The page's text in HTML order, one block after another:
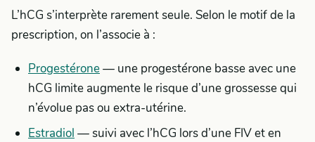
L’hCG s’interprète rarement seule. Selon le motif de la
prescription, on l’associe à :
Progestérone— une progestérone basse avec une
hCG limite augmente le risque d’une grossesse qui
n’évolue pas ou extra-utérine.
Estradiol — suivi avec l’hCG lors d’une FIV et en